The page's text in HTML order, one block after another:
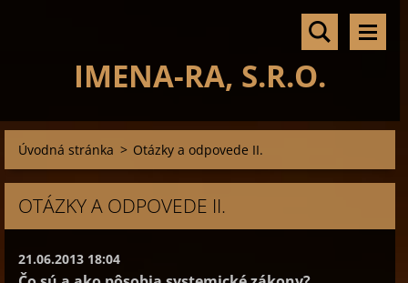
IMENA-RA, S.R.O.
Úvodná stránka > Otázky a odpovede II.
OTÁZKY A ODPOVEDE II.
21.06.2013 18:04